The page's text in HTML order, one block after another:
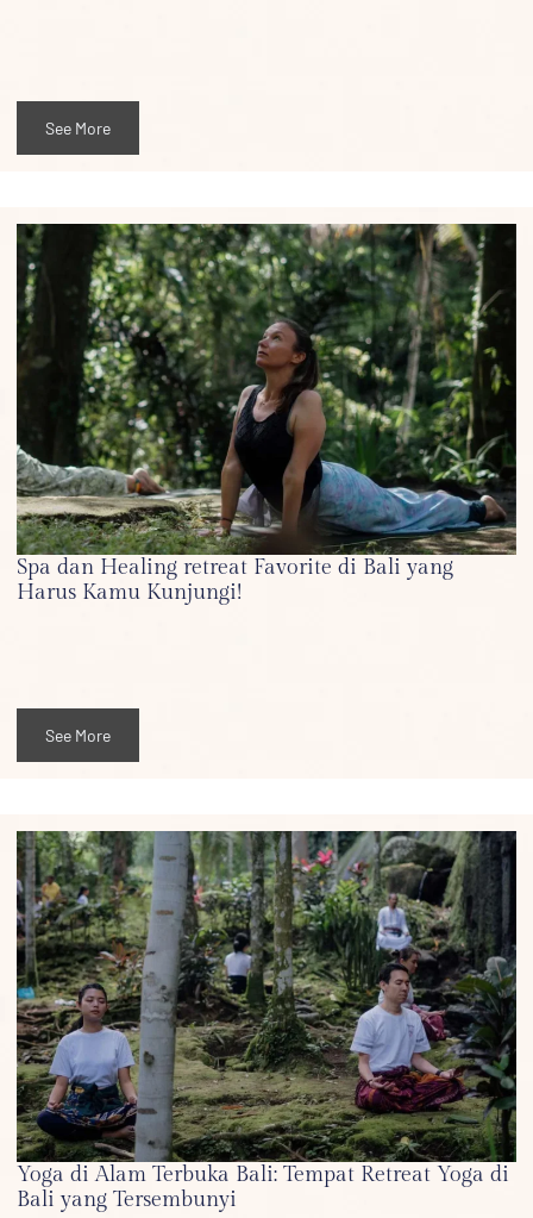
See More
Spa dan Healing retreat Favorite di Bali yang
Harus Kamu Kunjungi!
See More
Yoga di Alam Terbuka Bali: Tempat Retreat Yoga di
Bali yang Tersembunyi